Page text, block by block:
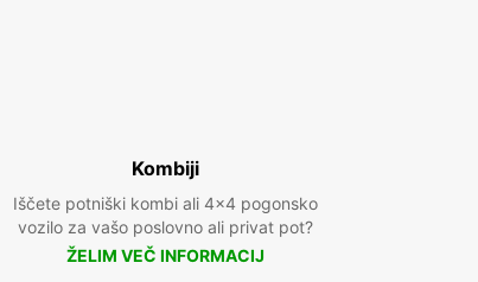
Kombiji
Iščete potniški kombi ali 4x4 pogonsko
vozilo za vašo poslovno ali privat pot?
ŽELIM VEČ INFORMACIJ